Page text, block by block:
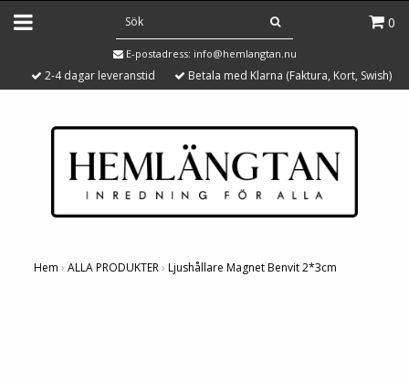
0
E-postadress: info@hemlangtan.nu
2-4 dagar leveranstid Betala med Klarna (Faktura, Kort, Swish)
Hem › ALLA PRODUKTER› Ljushållare Magnet Benvit 2*3cm